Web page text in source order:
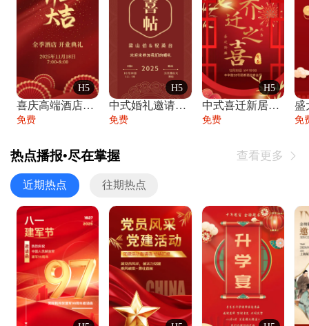
H5
喜庆高端酒店开业大吉邀请函
免费
H5
中式婚礼邀请函中国风传统复古婚礼请柬请帖
免费
H5
中式喜迁新居乔迁之喜邀请函宴会请帖
免费 免
热点播报•尽在掌握 查看更多 
近期热点 往期热点